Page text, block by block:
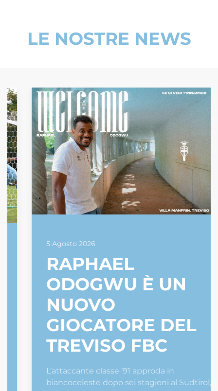
LE NOSTRE NEWS
5 Agosto 2026
RAPHAEL
ODOGWU È UN
NUOVO
GIOCATORE DEL
TREVISO FBC
L’attaccante classe ’91 approda in
biancoceleste dopo sei stagioni al Südtirol, di